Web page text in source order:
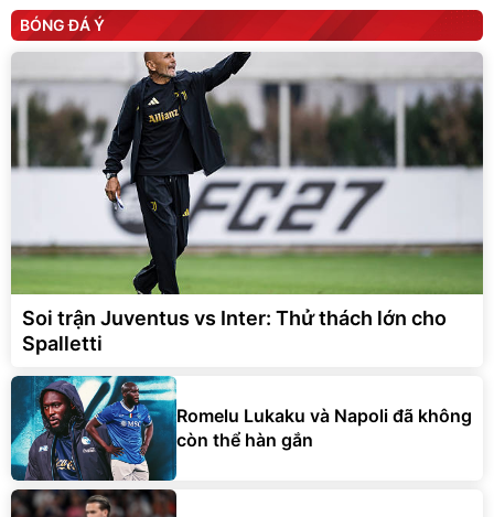
BÓNG ĐÁ Ý
Soi trận Juventus vs Inter: Thử thách lớn cho
Spalletti
Romelu Lukaku và Napoli đã không
còn thể hàn gắn